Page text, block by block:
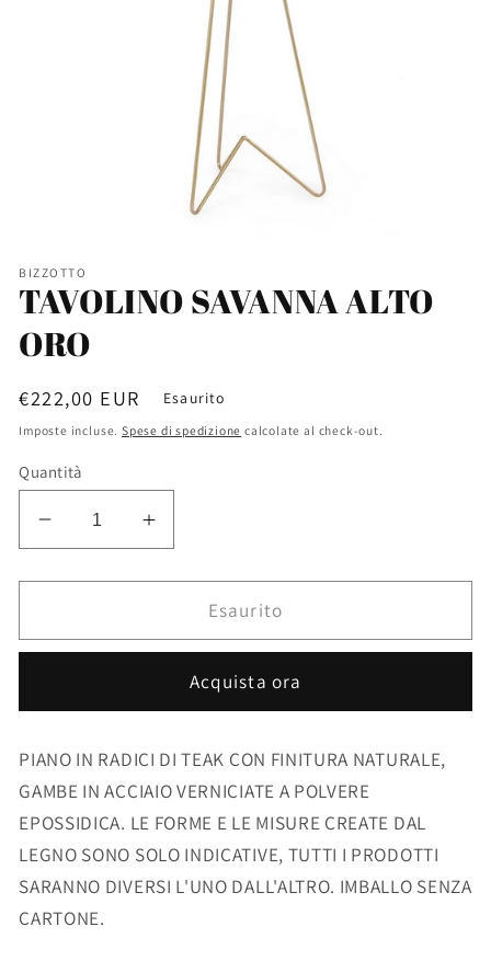
BIZZOTTO
TAVOLINO SAVANNA ALTO
ORO
Prezzo
di
€222,00 EUR Esaurito
Imposte incluse. Spese di spedizione calcolate al check-out.
Quantità
Diminuisci
quantità
per
SAVANNA
Aumenta
quantità
per
TAVOLINO
SAVANNA
ORO
Esaurito
Acquista ora
PIANO IN RADICI DI TEAK CON FINITURA NATURALE,
GAMBE IN ACCIAIO VERNICIATE A POLVERE
EPOSSIDICA. LE FORME E LE MISURE CREATE DAL
LEGNO SONO SOLO INDICATIVE, TUTTI I PRODOTTI
SARANNO DIVERSI L'UNO DALL'ALTRO. IMBALLO SENZA
CARTONE.